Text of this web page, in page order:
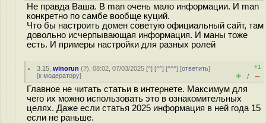
Не правда Ваша. В man очень мало информации. И man
конкретно по самбе вообще куций.
Что бы настроить домен советую официальный сайт, там
довольно исчерпывающая информация. И маны тоже
есть. И примеры настройки для разных ролей
3.15 ,winorun (?), 08:02, 07/03/2025 [^] [^^] [^^^] [ответить]
[к модератору]
+1
+ / –
Главное не читать статьи в интернете. Максимум для
чего их можно использовать это в ознакомительных
целях. Даже если статья 2025 информация в ней года 15
если не раньше.